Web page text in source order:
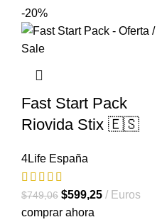
-20%
Fast Start Pack
Riovida Stix 🇪🇸
4Life España
$749,06 El
precio
$599,25ElEuros
comprar ahora